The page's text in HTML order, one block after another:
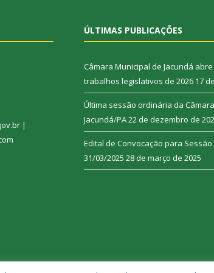
|
ÚLTIMAS PUBLICAÇÕES
Câmara Municipal de Jacundá
trabalhos legislativos de 2026 17
Última sessão ordinária da
Jacundá/PA22 de dezembro de
Edital de Convocação para Sessão
31/03/2025 28 de março de 2025